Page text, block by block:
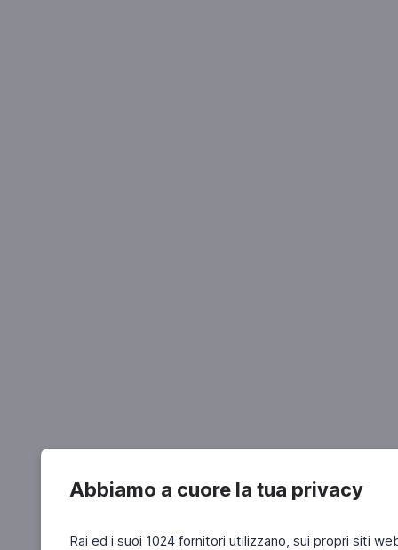
Abbiamo a cuore la tua privacy
Rai ed i suoi 1024 fornitori utilizzano, sui propri siti